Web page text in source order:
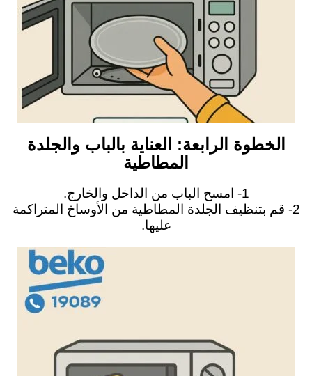
الخطوة الرابعة: العناية بالباب والجلدة
المطاطية
1- امسح الباب من الداخل والخارج.
2- قم بتنظيف الجلدة المطاطية من الأوساخ المتراكمة
عليها.